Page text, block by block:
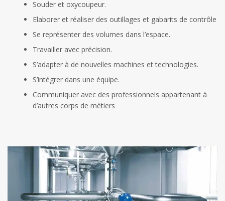
Souder et oxycoupeur.
Elaborer et réaliser des outillages et gabarits de contrôle
Se représenter des volumes dans l’espace.
Travailler avec précision.
S’adapter à de nouvelles machines et technologies.
S’intégrer dans une équipe.
Communiquer avec des professionnels appartenant à
d’autres corps de métiers